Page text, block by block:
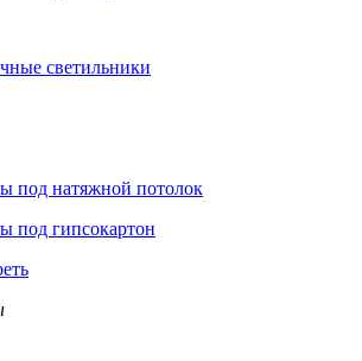
светильники
под натяжной потолок
под гипсокартон